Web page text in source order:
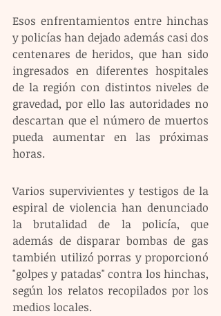
Esos enfrentamientos entre hinchas
y policías han dejado además casi dos
centenares de heridos, que han sido
ingresados en diferentes hospitales
de la región con distintos niveles de
gravedad, por ello las autoridades no
descartan que el número de muertos
pueda aumentar en las próximas
horas.
Varios supervivientes y testigos de la
espiral de violencia han denunciado
la brutalidad de la policía, que
además de disparar bombas de gas
también utilizó porras y proporcionó
"golpes y patadas" contra los hinchas,
según los relatos recopilados por los
medios locales.